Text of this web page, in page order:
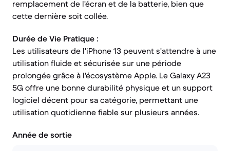
remplacement de l'écran et de la batterie, bien que
cette dernière soit collée.
Durée de Vie Pratique :
Les utilisateurs de l'iPhone 13 peuvent s'attendre à une
utilisation fluide et sécurisée sur une période
prolongée grâce à l'écosystème Apple. Le Galaxy A23
5G offre une bonne durabilité physique et un support
logiciel décent pour sa catégorie, permettant une
utilisation quotidienne fiable sur plusieurs années.
Année de sortie